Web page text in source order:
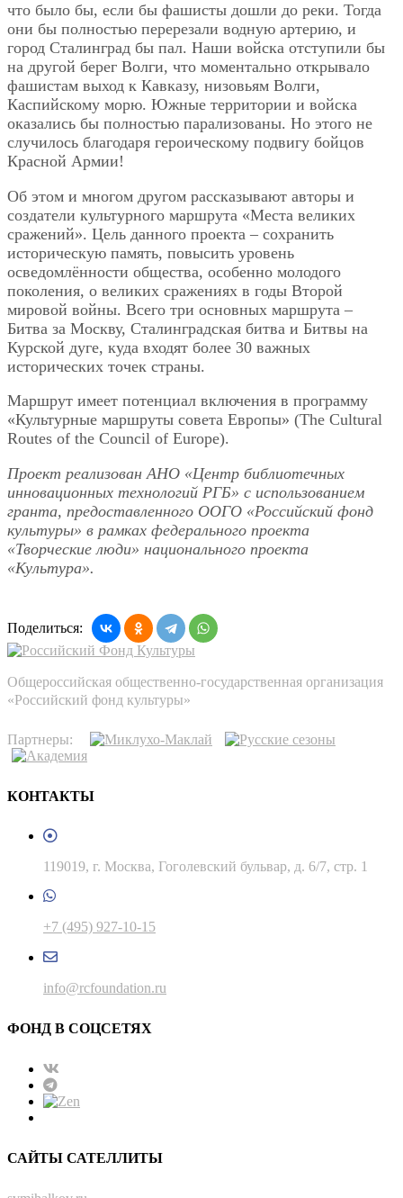
что было бы, если бы фашисты дошли до реки. Тогда
они бы полностью перерезали водную артерию, и
город Сталинград бы пал. Наши войска отступили бы
на другой берег Волги, что моментально открывало
фашистам выход к Кавказу, низовьям Волги,
Каспийскому морю. Южные территории и войска
оказались бы полностью парализованы. Но этого не
случилось благодаря героическому подвигу бойцов
Красной Армии!
Об этом и многом другом рассказывают авторы и
создатели культурного маршрута «Места великих
сражений». Цель данного проекта – сохранить
историческую память, повысить уровень
осведомлённости общества, особенно молодого
поколения, о великих сражениях в годы Второй
мировой войны. Всего три основных маршрута –
Битва за Москву, Сталинградская битва и Битвы на
Курской дуге, куда входят более 30 важных
исторических точек страны.
Маршрут имеет потенциал включения в программу
«Культурные маршруты совета Европы» (The Cultural
Routes of the Council of Europe).
Проект реализован АНО «Центр библиотечных
инновационных технологий РГБ» с использованием
гранта, предоставленного ООГО «Российский фонд
культуры» в рамках федерального проекта
«Творческие люди» национального проекта
«Культура».
Поделиться:
Общероссийская общественно-государственная организация
«Российский фонд культуры»
Партнеры:
КОНТАКТЫ
119019, г. Москва, Гоголевский бульвар, д. 6/7, стр. 1
+7 (495) 927-10-15
info@rcfoundation.ru
ФОНД В СОЦСЕТЯХ
САЙТЫ САТЕЛЛИТЫ